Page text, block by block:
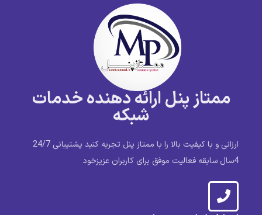
ممتاز پنل ارائه دهنده خدمات
شبکه
ارزانی و با کیفیت بالا را با ممتاز پنل تجربه کنید پشتیبانی 24/7
4سال سابقه فعالیت موفق برای کاربران عزیزخود